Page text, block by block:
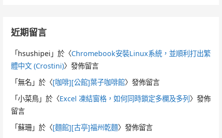
近期留言
「hsushipei 」於〈Chromebook安裝Linux系統，並順利打出繁
體中文 (Crostini)〉發佈留言
「無名 」於〈[咖啡][公館]葉子咖啡館〉發佈留言
「小菜鳥 」於〈Excel 凍結窗格，如何同時鎖定多欄及多列〉發佈
留言
「蘇珊 」於〈[麵館][古亭]福州乾麵〉發佈留言